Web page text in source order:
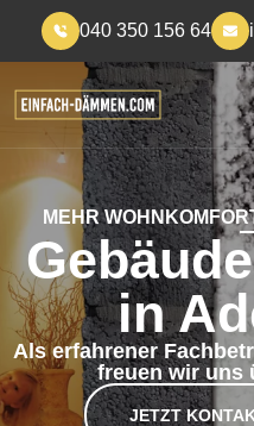
040 350 156 64
MEHR
in
Als erfahrener
freuen wir uns
JETZT